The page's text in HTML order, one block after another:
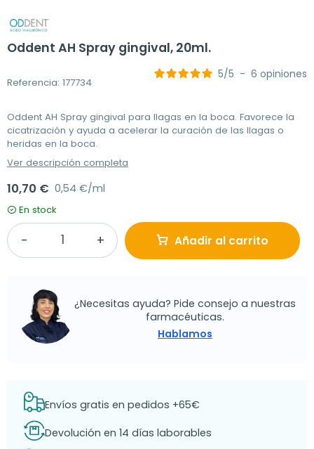
Oddent AH Spray gingival, 20ml.
Referencia: 177734
5/5 - 6 opiniones
Oddent AH Spray gingival para llagas en la boca. Favorece la
cicatrización y ayuda a acelerar la curación de las llagas o
heridas en la boca.
Ver descripción completa
10,70 € 0,54 €/ml
En stock
Añadir al carrito
¿Necesitas ayuda? Pide consejo a nuestras
farmacéuticas.
Hablamos
Envíos gratis en pedidos +65€
Devolución en 14 días laborables